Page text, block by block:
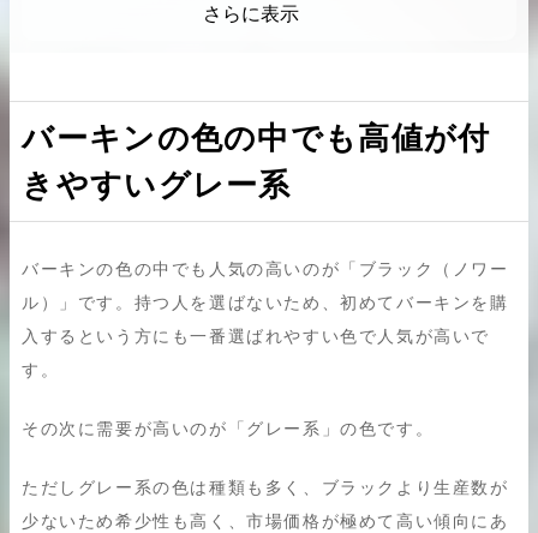
バーキン相場解説 ケリー相場解
エトゥープ
エタン
トゥルティエールグレー
製造刻印が新しいほど高値
変わる
まとめ
さらに表示
バーキンの色の中でも高値が付
きやすいグレー系
バーキンの色の中でも人気の高いのが「ブラック（ノワー
ル）」です。持つ人を選ばないため、初めてバーキンを購
入するという方にも一番選ばれやすい色で人気が高いで
す。
その次に需要が高いのが「グレー系」の色です。
ただしグレー系の色は種類も多く、ブラックより生産数が
少ないため希少性も高く、市場価格が極めて高い傾向にあ